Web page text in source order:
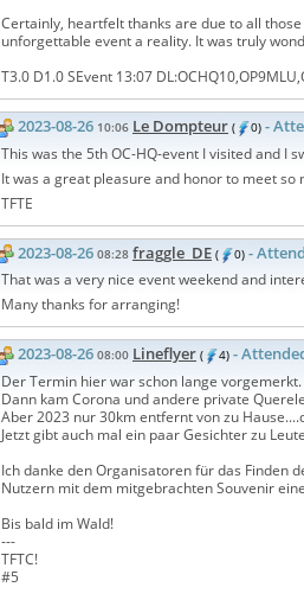
Certainly, heartfelt thanks are due to all
unforgettable event a reality. It was truly
T3.0 D1.0 SEvent 13:07
2023-08-26 10:06 Le Dompteur ( 0) -
This was the 5th OC-HQ-event I visited and
It was a great pleasure and honor to meet so
TFTE
2023-08-26 08:28 fraggle_DE ( 0) -
That was a very nice event weekend and
Many thanks for arranging!
2023-08-26 08:00 Lineflyer ( 4) -
Der Termin hier war schon lange
Dann kam Corona und andere private
Aber 2023 nur 30km entfernt von zu
Jetzt gibt auch mal ein paar Gesichter zu
Ich danke den Organisatoren für das Finden
Nutzern mit dem mitgebrachten Souvenir
Bis bald im Wald!
---
TFTC!
#5